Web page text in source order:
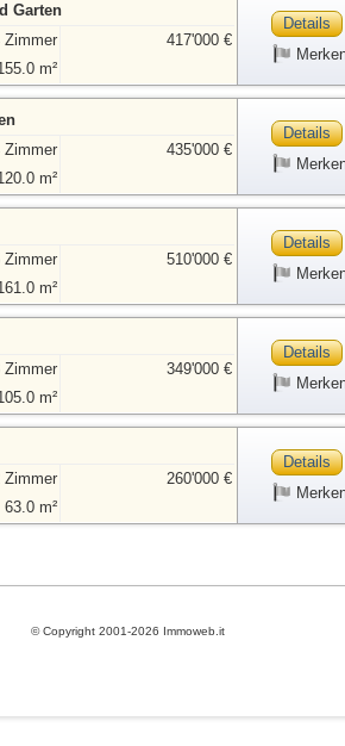
Garten
Zimmer
417'000 €
m²
Details
Zimmer
435'000 €
m²
Details
Zimmer
510'000 €
m²
Details
Zimmer
349'000 €
m²
Details
Zimmer
260'000 €
63.0 m²
Details
© Copyright 2001-2026 Immoweb.it